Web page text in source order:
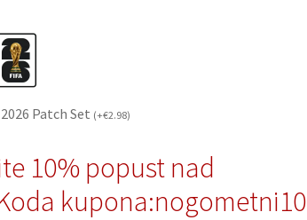
2026 Patch Set (+€2.98)
10% popust nad
kupona:nogometni10